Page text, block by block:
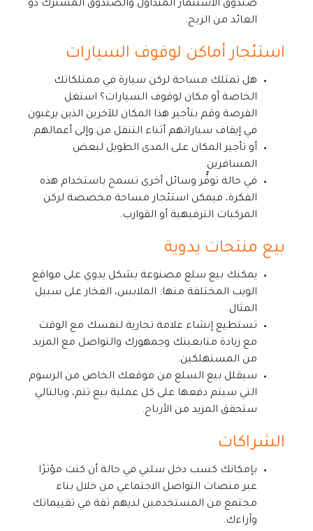
صندوق الاستثمار المتداول والصندوق المشترك ذو
العائد من الربح.
استئجار أماكن لوقوف السيارات
هل تمتلك مساحة لركن سيارة في ممتلكاتك
الخاصة أو مكان لوقوف السيارات؟ استغل
الفرصة وقم بتأجير هذا المكان للآخرين الذين يرغبون
في إيقاف سياراتهم أثناء التنقل من وإلى أعمالهم.
أو تأجير المكان على المدى الطويل لبعض
المسافرين.
في حالة توفُّر وسائل أخرى تسمح باستخدام هذه
الفكرة، فيمكن استئجار مساحة مخصصة لركن
المركبات الترفيهية أو القوارب.
بيع منتجات يدوية
يمكنك بيع سلع مصنوعة بشكل يدوي على مواقع
الويب المختلفة منها: الملابس، الفخار على سبيل
المثال.
تستطيع إنشاء علامة تجارية لنفسك مع الوقت
مع زيادة متابعينك وجمهورك والتواصل مع المزيد
من المستهلكين.
سيقلل بيع السلع من موقعك الخاص من الرسوم
التي سيتم دفعها على كل عملية بيع تتم، وبالتالي
ستحقق المزيد من الأرباح.
الشراكات
بإمكانك كسب دخل سلبي في حالة أن كنت مؤثرًا
عبر منصات التواصل الاجتماعي من خلال بناء
مجتمع من المستخدمين لديهم ثقة في تقييماتك
وآراءك.